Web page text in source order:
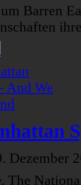
Barren
Dezember
The